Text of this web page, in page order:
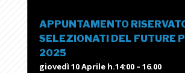
APPUNTAMENTO
SELEZIONATI DEL FUTURE
2025
giovedì 10 Aprile h.14:00 – 16.00